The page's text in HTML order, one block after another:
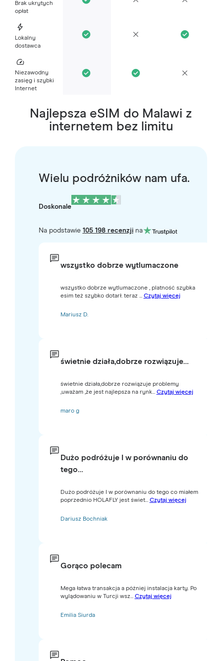
Brak ukrytych
opłat
Lokalny
dostawca
Niezawodny
zasięg i szybki
Internet
Najlepsza eSIM do Malawi z
internetem bez limitu
Wielu podróżników nam ufa.
Doskonale
Na podstawie 105 198 recenzjina
wszystko dobrze wytlumaczone
wszystko dobrze wytlumaczone , platność szybka
esim też szybko dotarł. teraz ... Czytaj więcej
Mariusz D.
świetnie działa,dobrze rozwiązuje…
świetnie działa,dobrze rozwiązuje problemy
,uważam ,że jest najlepsza na rynk... Czytaj więcej
maro g
Dużo podróżuje I w porównaniu do
tego…
Dużo podróżuje I w porównaniu do tego co miałem
poprzednio HOLAFLY jest świet... Czytaj więcej
Dariusz Bochniak
Gorąco polecam
Mega łatwa transakcja a później instalacja karty. Po
wylądowaniu w Turcji wsz... Czytaj więcej
Emilia Siurda